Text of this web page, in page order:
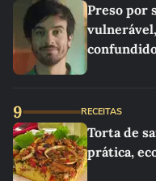
Preso por
9 RECEITAS
Torta de
prática,